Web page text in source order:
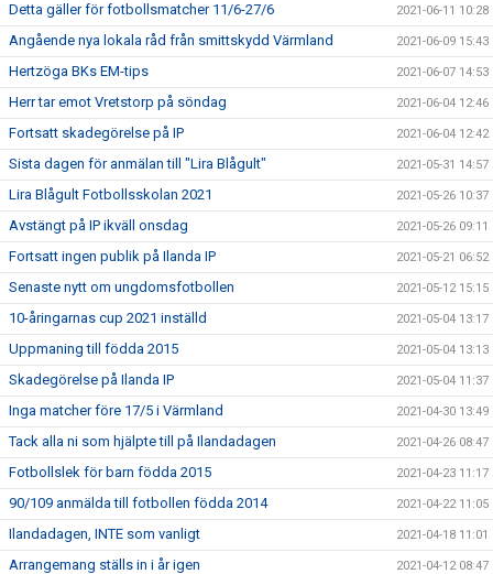
Detta gäller för fotbollsmatcher 11/6-27/6 2021-06-11 10:28
Angående nya lokala råd från smittskydd Värmland 2021-06-09 15:43
Hertzöga BKs EM-tips 2021-06-07 14:53
Herr tar emot Vretstorp på söndag 2021-06-04 12:46
Fortsatt skadegörelse på IP 2021-06-04 12:42
Sista dagen för anmälan till "Lira Blågult" 2021-05-31 14:57
Lira Blågult Fotbollsskolan 2021 2021-05-26 10:37
Avstängt på IP ikväll onsdag 2021-05-26 09:11
Fortsatt ingen publik på Ilanda IP 2021-05-21 06:52
Senaste nytt om ungdomsfotbollen 2021-05-12 15:15
10-åringarnas cup 2021 inställd 2021-05-04 13:17
Uppmaning till födda 2015 2021-05-04 13:13
Skadegörelse på Ilanda IP 2021-05-04 11:37
Inga matcher före 17/5 i Värmland 2021-04-30 13:49
Tack alla ni som hjälpte till på Ilandadagen 2021-04-26 08:47
Fotbollslek för barn födda 2015 2021-04-23 11:17
90/109 anmälda till fotbollen födda 2014 2021-04-22 11:05
Ilandadagen, INTE som vanligt 2021-04-18 11:01
Arrangemang ställs in i år igen 2021-04-12 08:47